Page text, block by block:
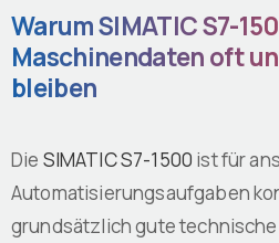
Warum SIMATIC S7-
Maschinendaten oft
bleiben
Die SIMATIC S7-1500 ist für
Automatisierungsaufgaben
grundsätzlich gute